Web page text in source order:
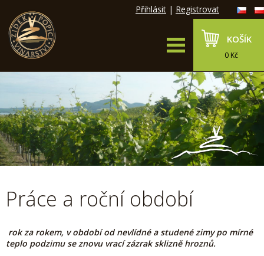
Přihlásit | Registrovat
KOŠÍK
0 Kč
Práce a roční období
rok za rokem, v období od nevlídné a studené zimy po mírné
teplo podzimu se znovu vrací zázrak sklizně hroznů.